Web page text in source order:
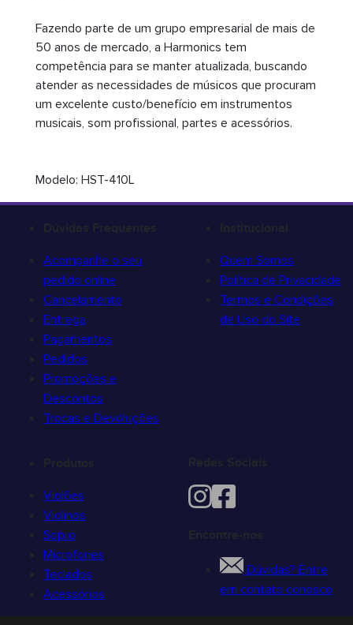
Fazendo parte de um grupo empresarial de mais de
50 anos de mercado, a Harmonics tem
competência para se manter atualizada, buscando
atender as necessidades de músicos que procuram
um excelente custo/benefício em instrumentos
musicais, som profissional, partes e acessórios.
Modelo: HST-410L
Acompanhe o seu
pedido online
Cancelamento
Entrega
Pagamentos
Pedidos
Promoções e
Descontos
Trocas e Devoluções
Quem Somos
Política de Privacidade
Termos e Condições
de Uso do Site
Violões
Violinos
Sopro
Microfones
Teclados
Acessórios
Dúvidas? Entre
em contato conosco